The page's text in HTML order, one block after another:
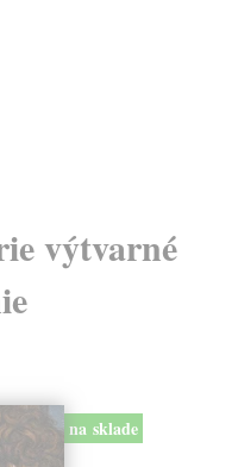
výtvarné
na sklade